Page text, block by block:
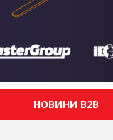
НОВИНИ B2B